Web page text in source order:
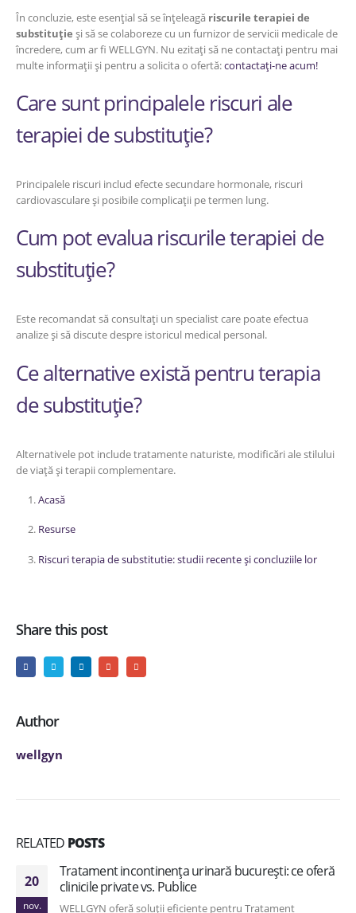
În concluzie, este esențial să se înțeleagă riscurile terapiei de
substituție și să se colaboreze cu un furnizor de servicii medicale de
încredere, cum ar fi WELLGYN. Nu ezitați să ne contactați pentru mai
multe informații și pentru a solicita o ofertă:contactați-ne acum!
Care sunt principalele riscuri ale
terapiei de substituție?
Principalele riscuri includ efecte secundare hormonale, riscuri
cardiovasculare și posibile complicații pe termen lung.
Cum pot evalua riscurile terapiei de
substituție?
Este recomandat să consultați un specialist care poate efectua
analize și să discute despre istoricul medical personal.
Ce alternative există pentru terapia
de substituție?
Alternativele pot include tratamente naturiste, modificări ale stilului
de viață și terapii complementare.
Acasă
Resurse
Riscuri terapia de substitutie: studii recente și concluziile lor
Share this post
Author
wellgyn
RELATED POSTS
20
nov.
Tratament incontinența urinară bucurești: ce oferă
clinicile private vs. Publice
WELLGYN oferă soluții eficiente pentru Tratament